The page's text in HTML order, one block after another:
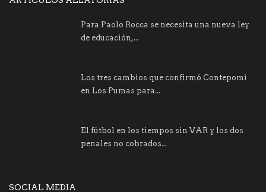
Para Paolo Rocca se necesita una nueva ley
de educación,...
Los tres cambios que confirmó Contepomi
en Los Pumas para...
El fútbol en los tiempos sin VAR y los dos
penales no cobrados...
SOCIAL MEDIA